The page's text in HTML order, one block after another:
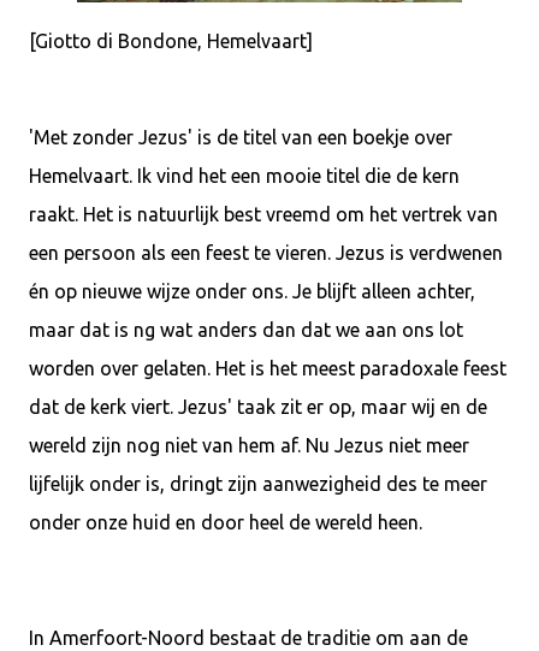
[Giotto di Bondone, Hemelvaart]
'Met zonder Jezus' is de titel van een boekje over
Hemelvaart. Ik vind het een mooie titel die de kern
raakt. Het is natuurlijk best vreemd om het vertrek van
een persoon als een feest te vieren. Jezus is verdwenen
én op nieuwe wijze onder ons. Je blijft alleen achter,
maar dat is ng wat anders dan dat we aan ons lot
worden over gelaten. Het is het meest paradoxale feest
dat de kerk viert. Jezus' taak zit er op, maar wij en de
wereld zijn nog niet van hem af. Nu Jezus niet meer
lijfelijk onder is, dringt zijn aanwezigheid des te meer
onder onze huid en door heel de wereld heen.
In Amerfoort-Noord bestaat de traditie om aan de